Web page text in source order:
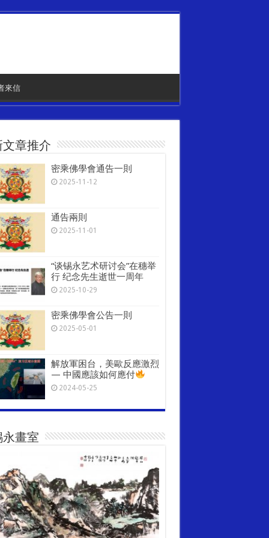
來信
文章推介
密乘佛學會通告一則
2025-11-12
通告兩則
2025-11-01
“谈锡永艺术研讨会”在穗举
行 纪念先生逝世一周年
2025-10-29
密乘佛學會公告一則
2025-05-01
解放軍困台，美歐反應激烈
— 中國應該如何應付
2024-05-25
永畫室